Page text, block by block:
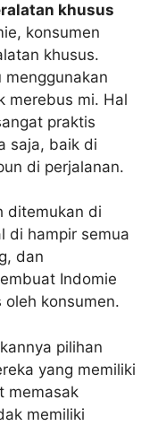
khusus
konsumen
khusus.
menggunakan
merebus mi. Hal
praktis
saja, baik di
di perjalanan.
ditemukan di
di hampir semua
dan
Indomie
konsumen.
pilihan
yang memiliki
memasak
memiliki